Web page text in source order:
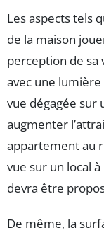
Les aspects tels
de la maison
perception de sa
avec une
vue dégagée sur
augmenter
appartement au
vue sur un local
devra être
De même, la